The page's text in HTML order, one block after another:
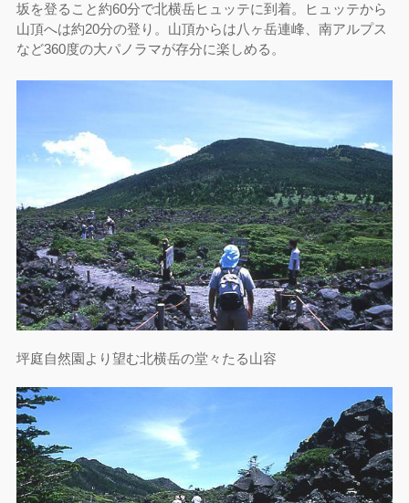
坂を登ること約60分で北横岳ヒュッテに到着。ヒュッテから
山頂へは約20分の登り。山頂からは八ヶ岳連峰、南アルプス
など360度の大パノラマが存分に楽しめる。
坪庭自然園より望む北横岳の堂々たる山容